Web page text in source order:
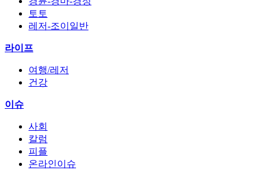
토토
레저-조이일반
라이프
여행/레저
건강
이슈
사회
칼럼
피플
온라인이슈